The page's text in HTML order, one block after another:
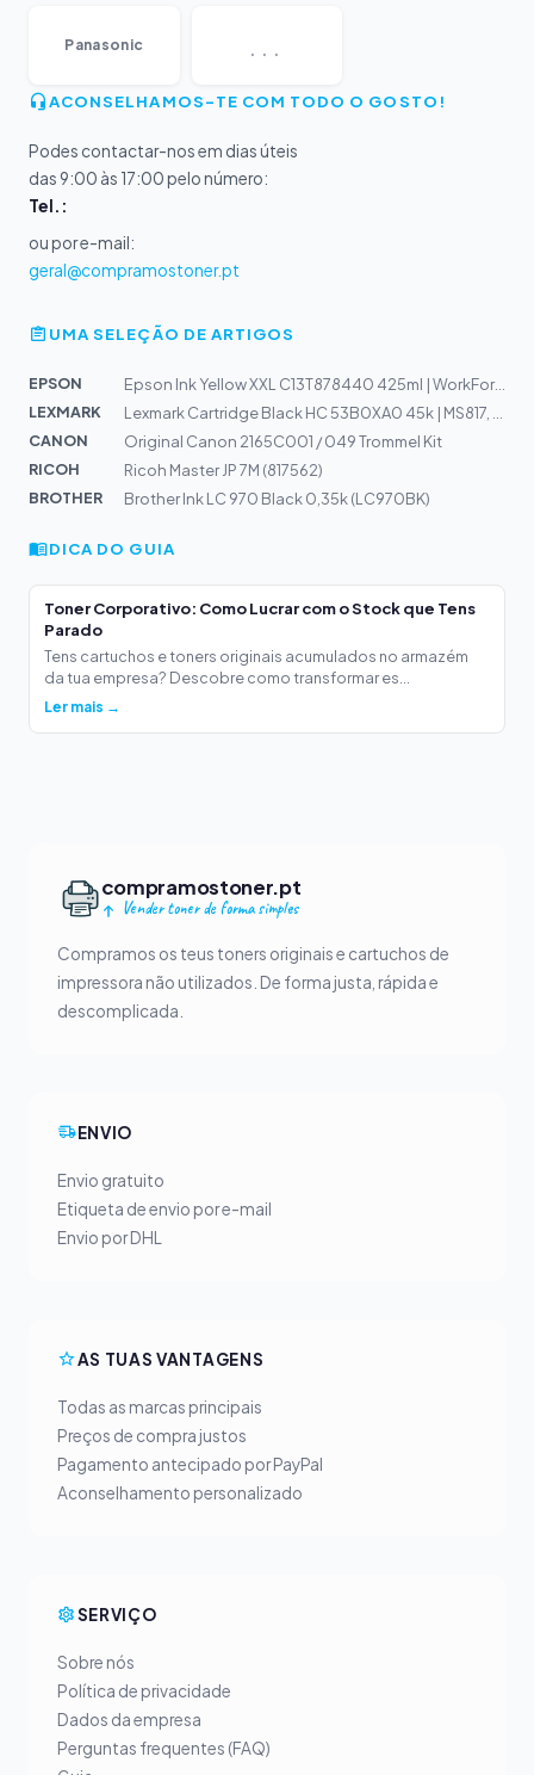
Panasonic ...
ACONSELHAMOS-TE COM TODO O GOSTO!
Podes contactar-nos em dias úteis
das 9:00 às 17:00 pelo número:
Tel.:
ou por e-mail:
geral@compramostoner.pt
UMA SELEÇÃO DE ARTIGOS
EPSON
LEXMARK
CANON
Original Canon 2165C001 / 049 Trommel Kit
RICOH
Ricoh Master JP 7M (817562)
BROTHER
Brother Ink LC 970 Black 0,35k (LC970BK)
DICA DO GUIA
Toner Corporativo: Como Lucrar com o Stock que Tens
Parado
Tens cartuchos e toners originais acumulados no armazém
da tua empresa? Descobre como transformar es...
Ler mais →
compramostoner.pt
Vender toner de forma simples
Compramos os teus toners originais e cartuchos de
impressora não utilizados. De forma justa, rápida e
descomplicada.
ENVIO
Envio gratuito
Etiqueta de envio por e-mail
Envio por DHL
AS TUAS VANTAGENS
Todas as marcas principais
Preços de compra justos
Pagamento antecipado por PayPal
Aconselhamento personalizado
SERVIÇO
Sobre nós
Política de privacidade
Dados da empresa
Perguntas frequentes (FAQ)